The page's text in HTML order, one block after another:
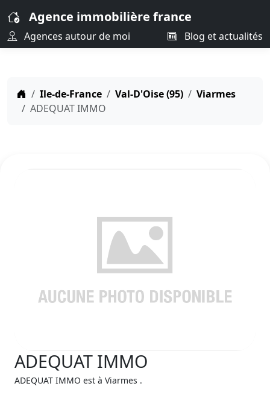
Agence immobilière france
Agences autour de moi Blog et actualités
Ile-de-France Val-D'Oise (95)
Viarmes
ADEQUAT IMMO
ADEQUAT IMMO
ADEQUAT IMMO est à Viarmes .